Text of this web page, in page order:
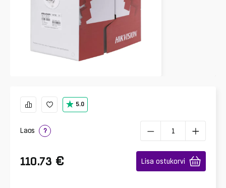
5.0
Laos ?
110.73 € Lisa ostukorvi